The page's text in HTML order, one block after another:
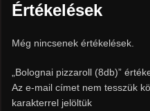
Értékelések
Még nincsenek értékelések.
„Bolognai pizzaroll (8db)”
Az e-mail címet nem tesszük
karakterrel jelöltük